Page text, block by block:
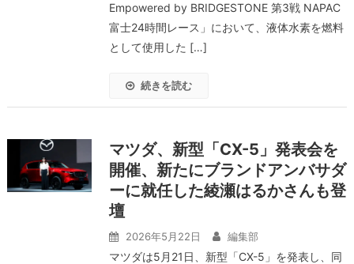
Empowered by BRIDGESTONE 第3戦 NAPAC
富士24時間レース」において、液体水素を燃料
として使用した […]
続きを読む
マツダ、新型「CX-5」発表会を
開催、新たにブランドアンバサダ
ーに就任した綾瀬はるかさんも登
壇
2026年5月22日 編集部
マツダは5月21日、新型「CX-5」を発表し、同